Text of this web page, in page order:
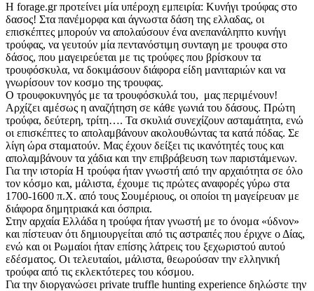
Η forage.gr προτείνει μία υπέροχη εμπειρία: Κυνήγι τρούφας στο
δασος! Στα πανέμορφα και άγνωστα δάση της ελλαδας, οι
επισκέπτες μπορούν να απολαύσουν ένα ανεπανάληπτο κυνήγι
τρούφας, να γευτούν μία πεντανόστιμη συνταγη με τρουφα στο
δάσος, που μαγειρεύεται με τις τρούφες που βρίσκουν τα
τρουφόσκυλα, να δοκιμάσουν διάφορα είδη μανιταριών και να
γνωρίσουν τον κοσμο της τρουφας.
Ο τρουφοκυνηγός με τα τρουφόσκυλά του, μας περιμένουν!
Αρχίζει αμέσως η αναζήτηση σε κάθε γωνιά του δάσους. Πρώτη
τρούφα, δεύτερη, τρίτη…. Τα σκυλιά συνεχίζουν ασταμάτητα, ενώ
οι επισκέπτες το απολαμβάνουν ακολουθώντας τα κατά πόδας. Σε
λίγη ώρα σταματούν. Μας έχουν δείξει τις ικανότητές τους και
απολαμβάνουν τα χάδια και την επιβράβευση των παριστάμενων.
Για την ιστορία Η τρούφα ήταν γνωστή από την αρχαιότητα σε όλο
τον κόσμο και, μάλιστα, έχουμε τις πρώτες αναφορές γύρω στα
1700-1600 π.Χ. από τους Σουμέριους, οι οποίοι τη μαγείρευαν με
διάφορα δημητριακά και όσπρια.
Στην αρχαία Ελλάδα η τρούφα ήταν γνωστή με το όνομα «ύδνον»
και πίστευαν ότι δημιουργείται από τις αστραπές που έριχνε ο Δίας,
ενώ και οι Ρωμαίοι ήταν επίσης λάτρεις του ξεχωριστού αυτού
εδέσματος. Οι τελευταίοι, μάλιστα, θεωρούσαν την ελληνική
τρούφα από τις εκλεκτότερες του κόσμου.
Για την διοργανώσει private truffle hunting experience δηλώστε την